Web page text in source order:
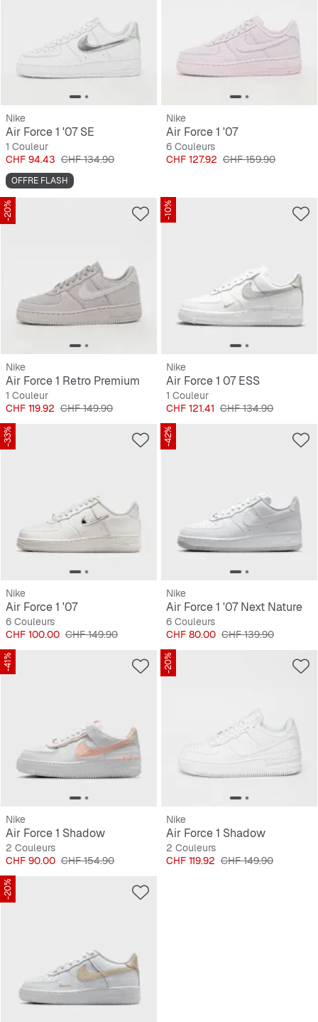
Nike
Air Force 1 '07 SE
1 Couleur
Prix
CHF 94.43 Prix original
CHF 134.90
OFFRE FLASH
Nike
Air Force 1 '07
6 Couleurs
Prix
CHF 127.92 Prix original
CHF 159.90
-20%
Nike
Air Force 1 Retro Premium
1 Couleur
Prix
CHF 119.92 Prix original
CHF 149.90
-10%
Nike
Air Force 1 07 ESS
1 Couleur
Prix
CHF 121.41 Prix original
CHF 134.90
-33%
Nike
Air Force 1 '07
6 Couleurs
Prix
CHF 100.00 Prix original
CHF 149.90
-42%
Nike
Air Force 1 '07 Next Nature
6 Couleurs
Prix
CHF 80.00 Prix original
CHF 139.90
-41%
Nike
Air Force 1 Shadow
2 Couleurs
Prix
CHF 90.00 Prix original
CHF 154.90
-20%
Nike
Air Force 1 Shadow
2 Couleurs
Prix
CHF 119.92 Prix original
CHF 149.90
-20%